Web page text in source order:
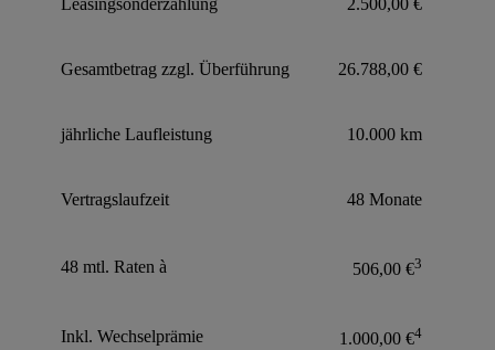
Leasingsonderzahlung 2.500,00 €
Gesamtbetrag zzgl. Überführung 26.788,00 €
jährliche Laufleistung 10.000 km
Vertragslaufzeit 48 Monate
48 mtl. Raten à 506,00 €3
Inkl. Wechselprämie 1.000,00 €4